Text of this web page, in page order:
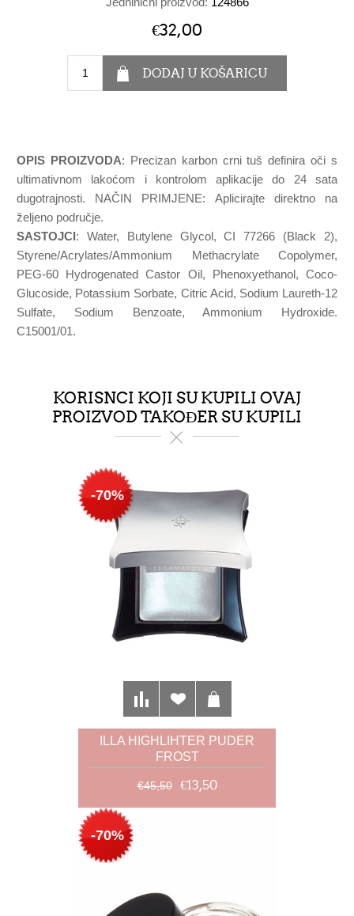
€32,00
OPIS PROIZVODA: Precizan karbon crni tuš definira oči s
ultimativnom lakoćom i kontrolom aplikacije do 24 sata
dugotrajnosti. NAČIN PRIMJENE: Aplicirajte direktno na
željeno područje.
SASTOJCI: Water, Butylene Glycol, CI 77266 (Black 2),
Styrene/Acrylates/Ammonium Methacrylate Copolymer,
PEG-60 Hydrogenated Castor Oil, Phenoxyethanol, Coco-
Glucoside, Potassium Sorbate, Citric Acid, Sodium Laureth-12
Sulfate, Sodium Benzoate, Ammonium Hydroxide.
C15001/01.
KORISNCI KOJI SU KUPILI OVAJ
PROIZVOD TAKOĐER SU KUPILI
-70%
ILLA HIGHLIHTER PUDER
FROST
€45,50 €13,50
-70%